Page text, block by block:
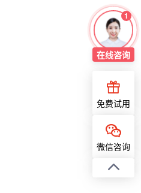
1
在线咨询
免费试用
微信咨询